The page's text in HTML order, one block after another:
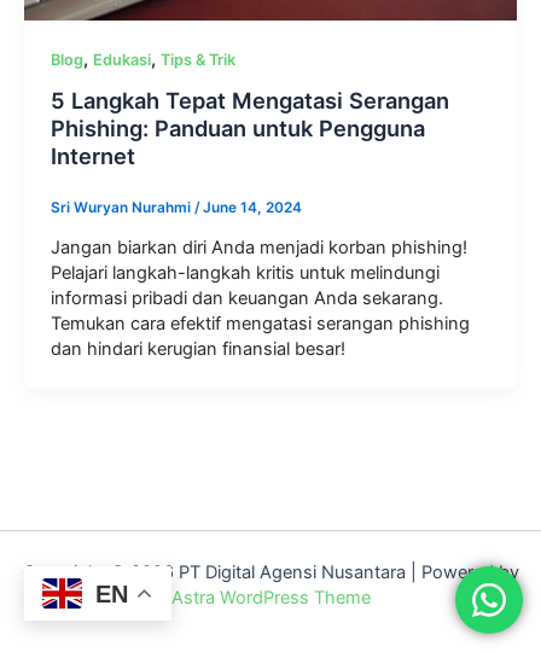
Blog, Edukasi, Tips & Trik
5 Langkah Tepat Mengatasi Serangan
Phishing: Panduan untuk Pengguna
Internet
Sri Wuryan Nurahmi /June 14, 2024
Jangan biarkan diri Anda menjadi korban phishing!
Pelajari langkah-langkah kritis untuk melindungi
informasi pribadi dan keuangan Anda sekarang.
Temukan cara efektif mengatasi serangan phishing
dan hindari kerugian finansial besar!
Copyright © 2026 PT Digital Agensi Nusantara | Powered by
Astra WordPress Theme
EN